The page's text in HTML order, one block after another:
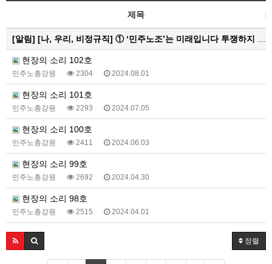
제목
[알림] [나, 우리, 비정규직] ① ‘민주노조’는 미래입니다 투쟁하지 않으면 쟁취하지 못합니다
현장의 소리 102호
민주노총강원 2304 2024.08.01
현장의 소리 101호
민주노총강원 2293 2024.07.05
현장의 소리 100호
민주노총강원 2411 2024.06.03
현장의 소리 99호
민주노총강원 2692 2024.04.30
현장의 소리 98호
민주노총강원 2515 2024.04.01
정렬